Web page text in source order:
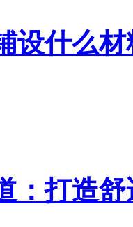
设什么材
：打造